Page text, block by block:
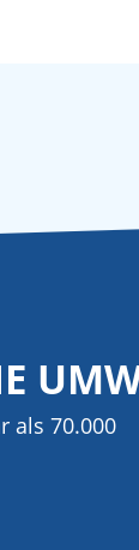
als 70.000